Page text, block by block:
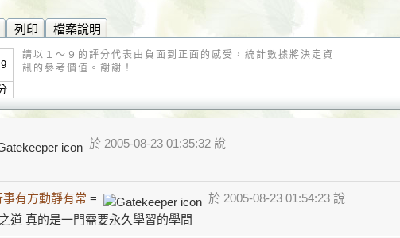
列印 檔案說明
9
請以１～９的評分代表由負面到正面的感受，統計數據將決定資
訊的參考價值。謝謝！
於 2005-08-23 01:35:32 說
事有方動靜有常 =
於 2005-08-23 01:54:23 說
道 真的是一門需要永久學習的學問